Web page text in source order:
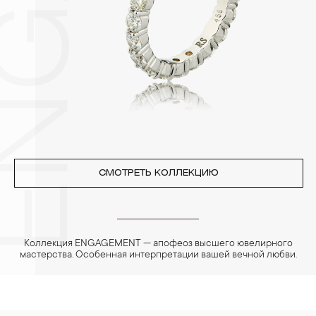
Особенно беречь от воздействия влаги, необходимо
позолоченные изделия. Также высокую влажность плохо
переносят жемчуг, бирюза, малахит и янтарь.
4. Специалисты обычно рекомендуют чистить украшения не
реже одного раза в месяц, а также регулярно протирать их
фланелевой или замшевой салфеткой.
СМОТРЕТЬ КОЛЛЕКЦИЮ
Коллекция ENGAGEMENT — апофеоз высшего ювелирного
мастерства. Особенная интерпретации вашей вечной любви.